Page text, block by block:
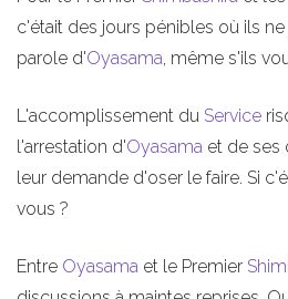
c'était des jours pénibles où ils
parole d'Oyasama, même s'ils
L'accomplissement du Service
l'arrestation d'Oyasama et de ses
leur demande d'oser le faire. Si
vous ?
Entre Oyasama et le Premier